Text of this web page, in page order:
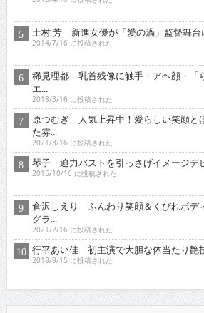
土村 芳 新進女優が「愛の渦」監督舞台
2014/7/16 に投稿された
稀見理都 乳首残像に触手・アヘ顔・「
エ...
2018/3/16 に投稿された
原つむぎ 人気上昇中！愛らしい笑顔と
た雰...
2021/3/16 に投稿された
琴子 迫力バストを引っさげイメージデ
2015/10/16 に投稿された
倉沢しえり ふんわり笑顔＆くびれボデ
グラ...
2021/2/16 に投稿された
行平あい佳 初主演で大胆な体当たり艶
2018/9/15 に投稿された